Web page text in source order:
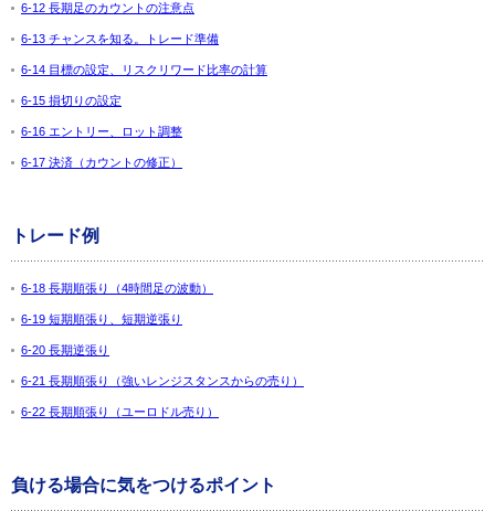
6-12 長期足のカウントの注意点
6-13 チャンスを知る。トレード準備
6-14 目標の設定、リスクリワード比率の計算
6-15 損切りの設定
6-16 エントリー、ロット調整
6-17 決済（カウントの修正）
トレード例
6-18 長期順張り（4時間足の波動）
6-19 短期順張り、短期逆張り
6-20 長期逆張り
6-21 長期順張り（強いレンジスタンスからの売り）
6-22 長期順張り（ユーロドル売り）
負ける場合に気をつけるポイント